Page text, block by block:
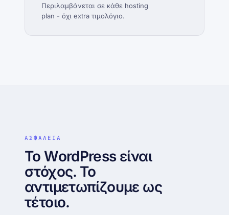
Περιλαμβάνεται σε κάθε hosting
plan - όχι extra τιμολόγιο.
ΑΣΦΑΛΕΙΑ
Το WordPress είναι
στόχος. Το
αντιμετωπίζουμε ως
τέτοιο.